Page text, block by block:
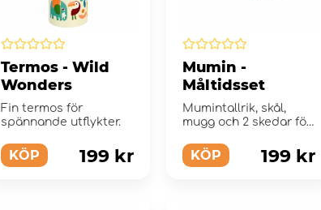
Termos - Wild
Wonders
Fin termos för
spännande utflykter.
KÖP 199 kr
Mumin -
Måltidsset
Mumintallrik, skål,
mugg och 2 skedar för
småbarn
KÖP 199 kr